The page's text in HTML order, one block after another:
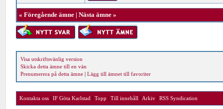
«Föregående ämne |Nästa ämne »
Visa utskriftsvänlig version
Skicka detta ämne till en vän
Prenumerera på detta ämne |Lägg till ämnet till favoriter
Kontakta oss |IF Göta Karlstad |Topp |Till innehåll | Arkiv |RSS Syndication